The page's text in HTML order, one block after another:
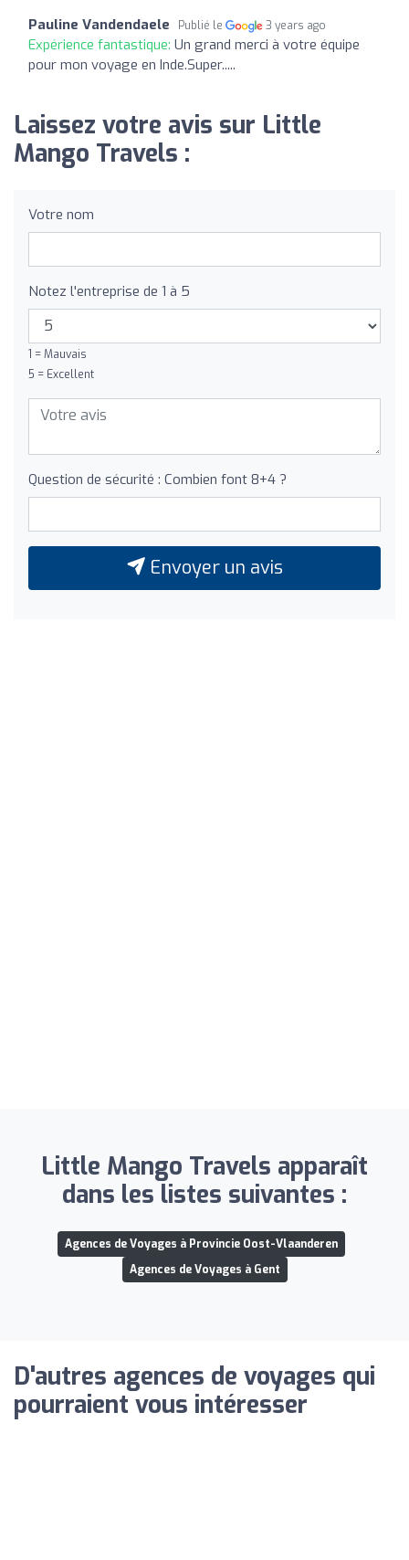
Pauline Vandendaele Publié le 3 years ago
Expérience fantastique: Un grand merci à votre équipe
pour mon voyage en Inde.Super.....
Laissez votre avis sur Little
Mango Travels :
Votre nom
Notez l'entreprise de 1 à 5
1 = Mauvais
5 = Excellent
Question de sécurité : Combien font 8+4 ?
Envoyer un avis
Little Mango Travels apparaît
dans les listes suivantes :
Agences de Voyages à Provincie Oost-Vlaanderen
Agences de Voyages à Gent
D'autres agences de voyages qui
pourraient vous intéresser